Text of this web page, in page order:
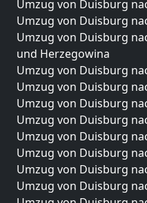
Umzug von Duisburg
Umzug von Duisburg
Umzug von Duisburg
und Herzegowina
Umzug von Duisburg
Umzug von Duisburg
Umzug von Duisburg
Umzug von Duisburg
Umzug von Duisburg
Umzug von Duisburg
Umzug von Duisburg
Umzug von Duisburg